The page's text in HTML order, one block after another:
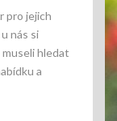
pro jejich
nás si
hledat
a